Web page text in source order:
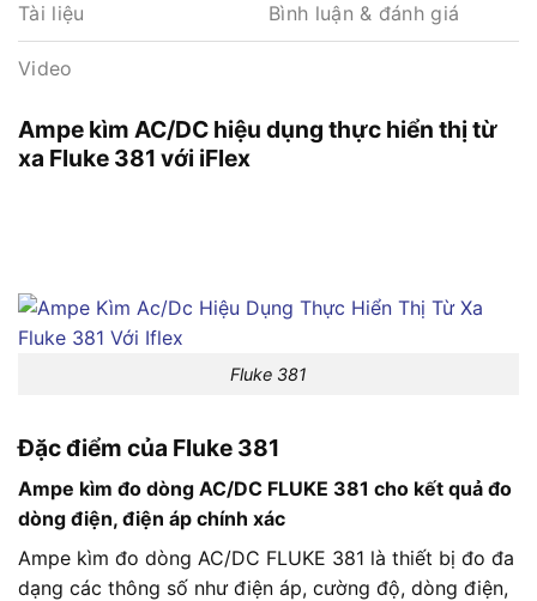
Tài liệu Bình luận & đánh giá
Video
Ampe kìm AC/DC hiệu dụng thực hiển thị từ
xa Fluke 381 với iFlex
Fluke 381
Đặc điểm của Fluke 381
Ampe kìm đo dòng AC/DC FLUKE 381 cho kết quả đo
dòng điện, điện áp chính xác
Ampe kìm đo dòng AC/DC FLUKE 381 là thiết bị đo đa
dạng các thông số như điện áp, cường độ, dòng điện,